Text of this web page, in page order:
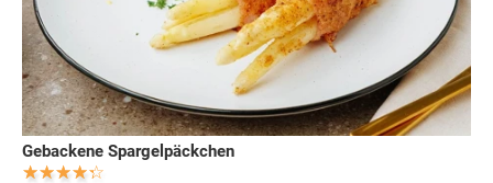
Gebackene Spargelpäckchen